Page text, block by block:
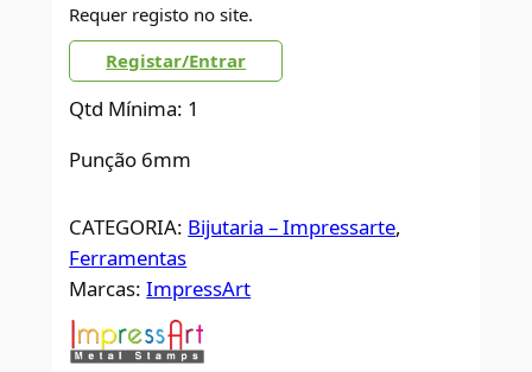
Requer registo no site.
Registar/Entrar
Qtd Mínima: 1
Punção 6mm
CATEGORIA: Bijutaria – Impressarte
Ferramentas
Marcas:ImpressArt